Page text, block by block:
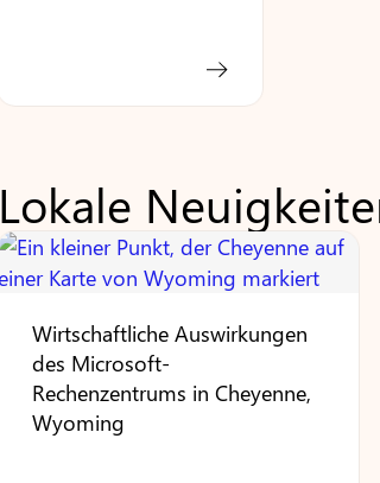
Lokale
Wirtschaftliche Auswirkungen
des Microsoft-
Rechenzentrums in Cheyenne,
Wyoming